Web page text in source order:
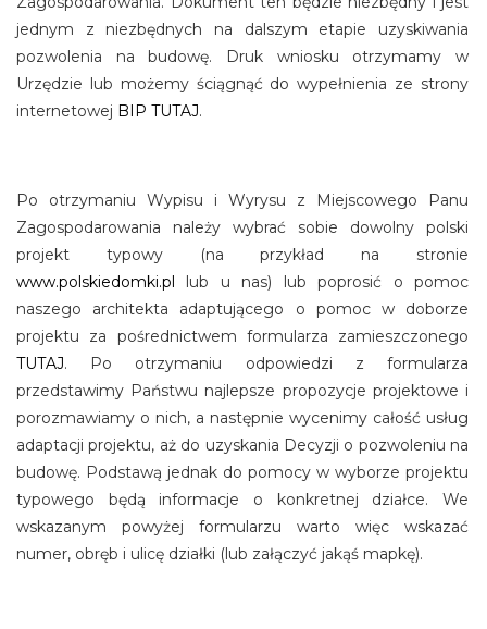
jednym z niezbędnych na dalszym etapie uzyskiwania
pozwolenia na budowę. Druk wniosku otrzymamy w
Urzędzie lub możemy ściągnąć do wypełnienia ze strony
internetowej BIP TUTAJ.
Po otrzymaniu Wypisu i Wyrysu z Miejscowego Panu
Zagospodarowania należy wybrać sobie dowolny polski
projekt typowy (na przykład na stronie
www.polskiedomki.pl
lub u nas) lub poprosić o pomoc
naszego architekta adaptującego o pomoc w doborze
projektu za pośrednictwem formularza zamieszczonego
TUTAJ. Po otrzymaniu odpowiedzi z formularza
przedstawimy Państwu najlepsze propozycje projektowe i
porozmawiamy o nich, a następnie wycenimy całość usług
adaptacji projektu, aż do uzyskania Decyzji o pozwoleniu na
budowę. Podstawą jednak do pomocy w wyborze projektu
typowego będą informacje o konkretnej działce. We
wskazanym powyżej formularzu warto więc wskazać
numer, obręb i ulicę działki (lub załączyć jakąś mapkę).